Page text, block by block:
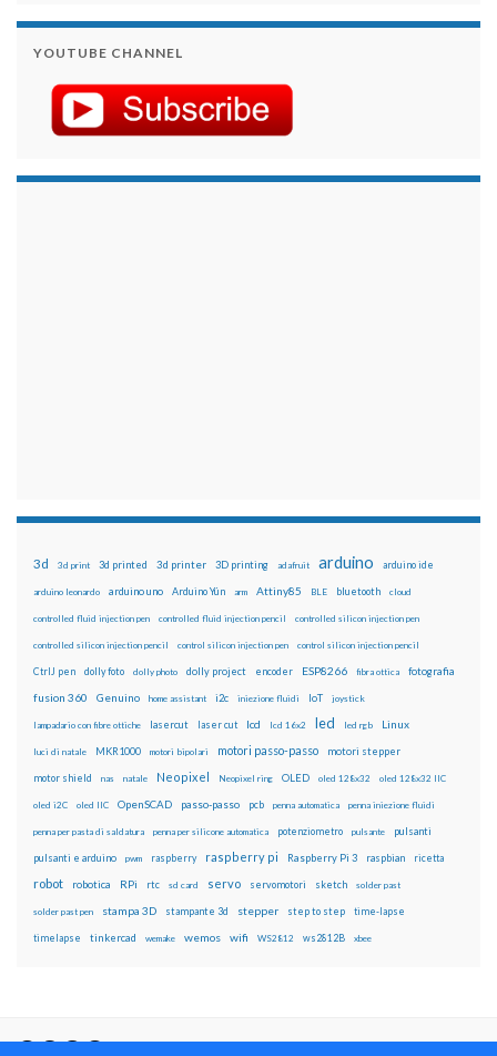
YOUTUBE CHANNEL
3d 3d print 3d printed 3d printer 3D printing adafruit arduino arduino ide
arduino leonardo arduino uno Arduino Yún arm Attiny85 BLE bluetooth cloud
controlled fluid injection pen controlled fluid injection pencil controlled silicon injection pen
controlled silicon injection pencil control silicon injection pen control silicon injection pencil
CtrlJ pen dolly foto dolly photo dolly project encoder ESP8266 fibra ottica fotografia
fusion 360 Genuino home assistant i2c iniezione fluidi IoT joystick
lampadario con fibre ottiche lasercut laser cut lcd lcd 16x2 led led rgb Linux
luci di natale MKR1000 motori bipolari motori passo-passo motori stepper
motor shield nas natale Neopixel Neopixel ring OLED oled 128x32 oled 128x32 IIC
oled i2C oled IIC OpenSCAD passo-passo pcb penna automatica penna iniezione fluidi
penna per pasta di saldatura penna per silicone automatica potenziometro pulsante pulsanti
pulsanti e arduino pwm raspberry raspberry pi Raspberry Pi 3 raspbian ricetta
robot robotica RPi rtc sd card servo servomotori sketch solder past
solder past pen stampa 3D stampante 3d stepper step to step time-lapse
timelapse tinkercad wemake wemos wifi WS2812 ws2812B xbee